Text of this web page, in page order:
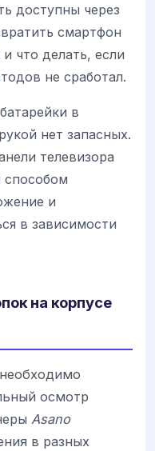
доступны через
смартфон
что делать, если
не сработал.
в
нет запасных.
телевизора
и
в зависимости
на корпусе
осмотр
Asano
в разных